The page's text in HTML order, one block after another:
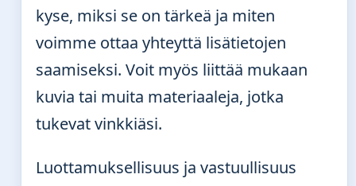
kyse, miksi se on tärkeä ja miten
voimme ottaa yhteyttä lisätietojen
saamiseksi. Voit myös liittää mukaan
kuvia tai muita materiaaleja, jotka
tukevat vinkkiäsi.
Luottamuksellisuus ja vastuullisuus